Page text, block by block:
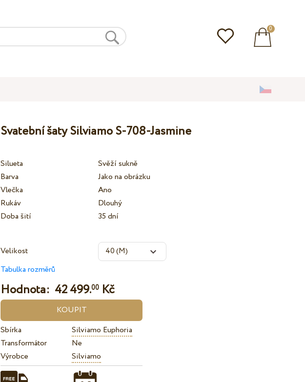
0
Svatební šaty Silviamo S-708-Jasmine
Silueta
Svěží sukně
Barva
Jako na obrázku
Vlečka
Ano
Rukáv
Dlouhý
Doba šití
35 dní
Velikost
Tabulka rozměrů
Hodnota: 42 499.00 Kč
Sbírka
Silviamo Euphoria
Transformátor
Ne
Výrobce
Silviamo